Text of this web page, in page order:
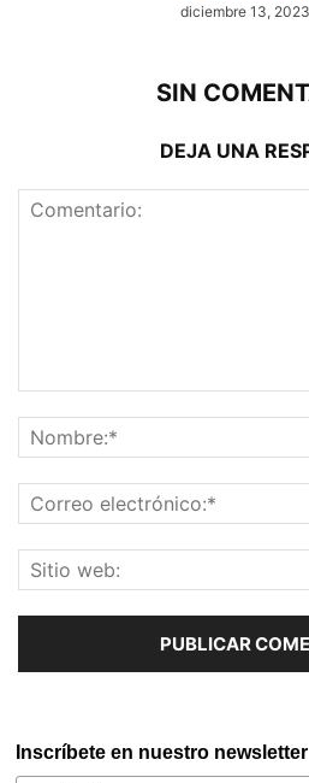
diciembre 13, 2023
SIN
DEJA UNA
Inscríbete en nuestro newsletter